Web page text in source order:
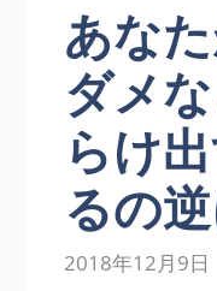
あな
ダメ
らけ
るの
2018年12月9日